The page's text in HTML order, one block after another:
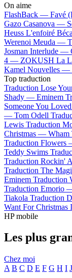
On aime
FlashBack — Favé
Gazo Casanova —
Heuss L'enfoiré
Werenoi Meuda —
Josman Interlude —
4 — ZOKUSH La
Kamel Nouvelles —
Top traduction
Traduction Lose
Shady — Eminem
Someone You
— Tom Odell
Lewis Traduction
Christmas — Wham
Traduction Flowers
Teddy Swims
Traduction Rockin'
Traduction The
Eminem Traduction
Traduction Emorio
Tiakola Traduction
Want For
HP mobile
Les plus
Chez moi
A B C D E F G H I J